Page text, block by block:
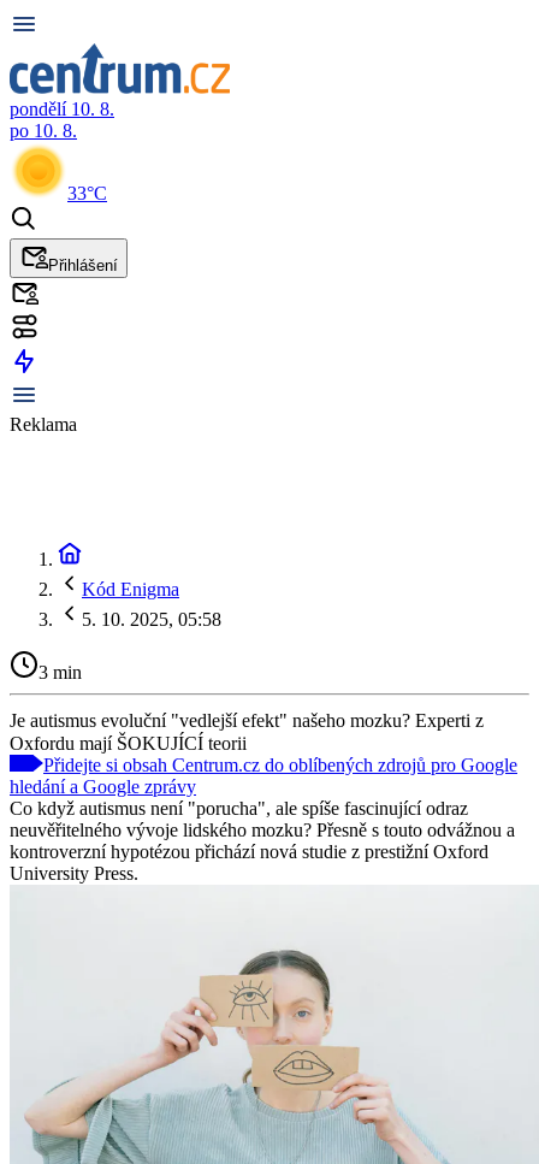
pondělí 10. 8.
po 10. 8.
33°C
Přihlášení
Reklama
Kód Enigma
5. 10. 2025, 05:58
3 min
Je autismus evoluční "vedlejší efekt" našeho mozku? Experti z
Oxfordu mají ŠOKUJÍCÍ teorii
Přidejte si obsah Centrum.cz do oblíbených zdrojů pro Google
hledání a Google zprávy
Co když autismus není "porucha", ale spíše fascinující odraz
neuvěřitelného vývoje lidského mozku? Přesně s touto odvážnou a
kontroverzní hypotézou přichází nová studie z prestižní Oxford
University Press.